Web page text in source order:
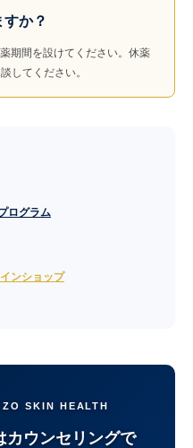
か？
期間を設けてください。休薬
してください。
ログラム
ンショップ
SKIN HEALTH
カウンセリングで